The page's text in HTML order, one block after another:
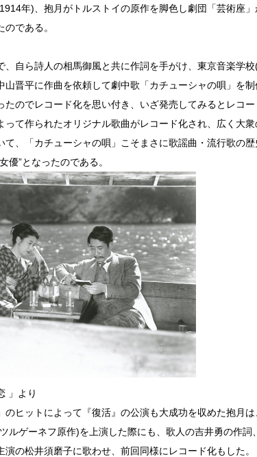
年)、抱月がトルストイの原作を脚色し劇団「芸術座
である。
、自ら詩人の相馬御風と共に作詞を手がけ、東京音楽学
山晋平に作曲を依頼して劇中歌「カチューシャの唄」を
たのでレコード化を思い付き、いざ発売してみるとレコ
って作られたオリジナル歌曲がレコード化され、広く大
て、「カチューシャの唄」こそまさに歌謡曲・流行歌の
優”となったのである。
」より
のヒットによって『復活』の公演も大成功を収めた抱月は
ルゲーネフ原作)を上演した際にも、歌人の吉井勇の作詞
演の松井須磨子に歌わせ、前回同様にレコード化もした